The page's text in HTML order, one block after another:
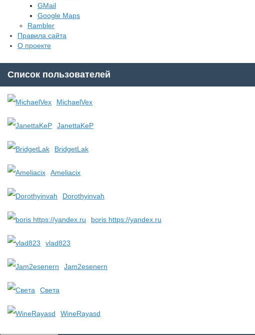
GMail
Google Maps
Rambler
Правила сайта
О проекте
Список пользователей
MichaelVex
JanettaKeP
BridgetLak
Ameliacix
Dorothyinvah
boris https://yandex.ru
vlad823
Jam2esenern
Света
WineRayasd